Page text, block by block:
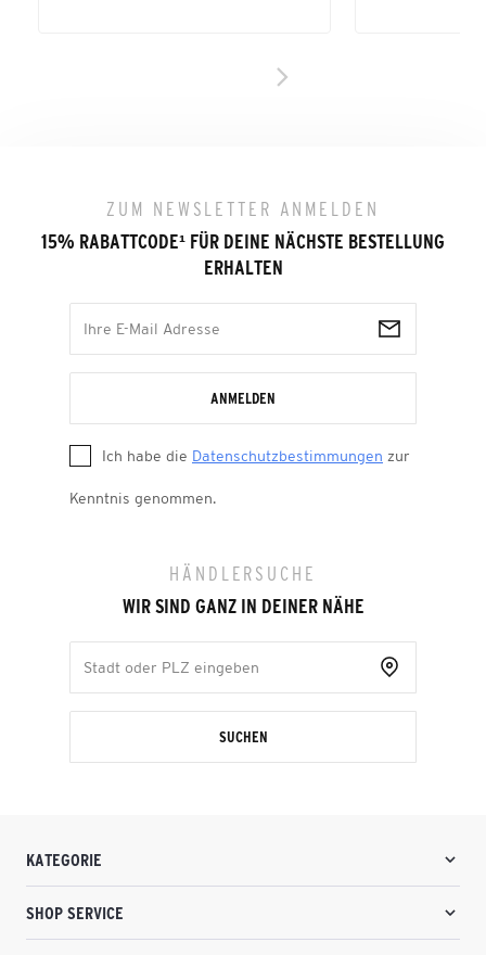
ZUM NEWSLETTER ANMELDEN
15% RABATTCODE¹ FÜR DEINE NÄCHSTE BESTELLUNG
ERHALTEN
ANMELDEN
Ich habe die Datenschutzbestimmungen zur
Kenntnis genommen.
HÄNDLERSUCHE
WIR SIND GANZ IN DEINER NÄHE
SUCHEN
KATEGORIE
SHOP SERVICE